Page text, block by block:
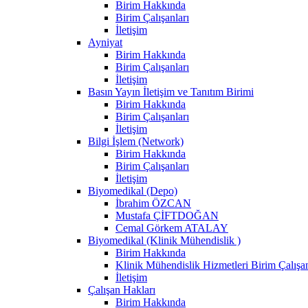
Birim Hakkında
Birim Çalışanları
İletişim
Ayniyat
Birim Hakkında
Birim Çalışanları
İletişim
Basın Yayın İletişim ve Tanıtım Birimi
Birim Hakkında
Birim Çalışanları
İletişim
Bilgi İşlem (Network)
Birim Hakkında
Birim Çalışanları
İletişim
Biyomedikal (Depo)
İbrahim ÖZCAN
Mustafa ÇİFTDOĞAN
Cemal Görkem ATALAY
Biyomedikal (Klinik Mühendislik )
Birim Hakkında
Klinik Mühendislik Hizmetleri Birim
İletişim
Çalışan Hakları
Birim Hakkında